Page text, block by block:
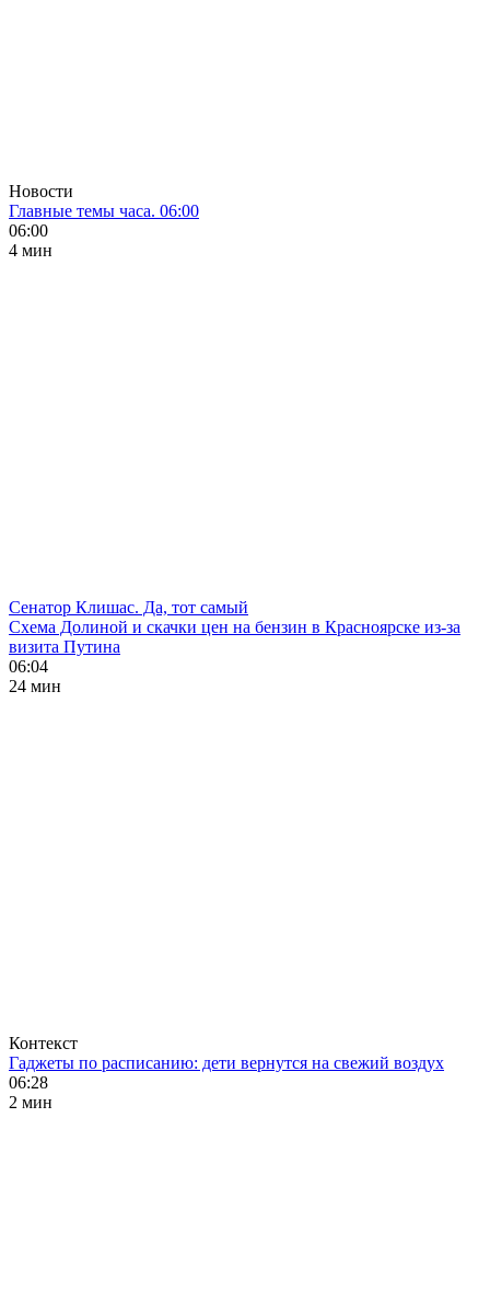
Новости
Главные темы часа. 06:00
06:00
4 мин
Сенатор Клишас. Да, тот самый
Схема Долиной и скачки цен на бензин в Красноярске из-за
визита Путина
06:04
24 мин
Контекст
Гаджеты по расписанию: дети вернутся на свежий воздух
06:28
2 мин